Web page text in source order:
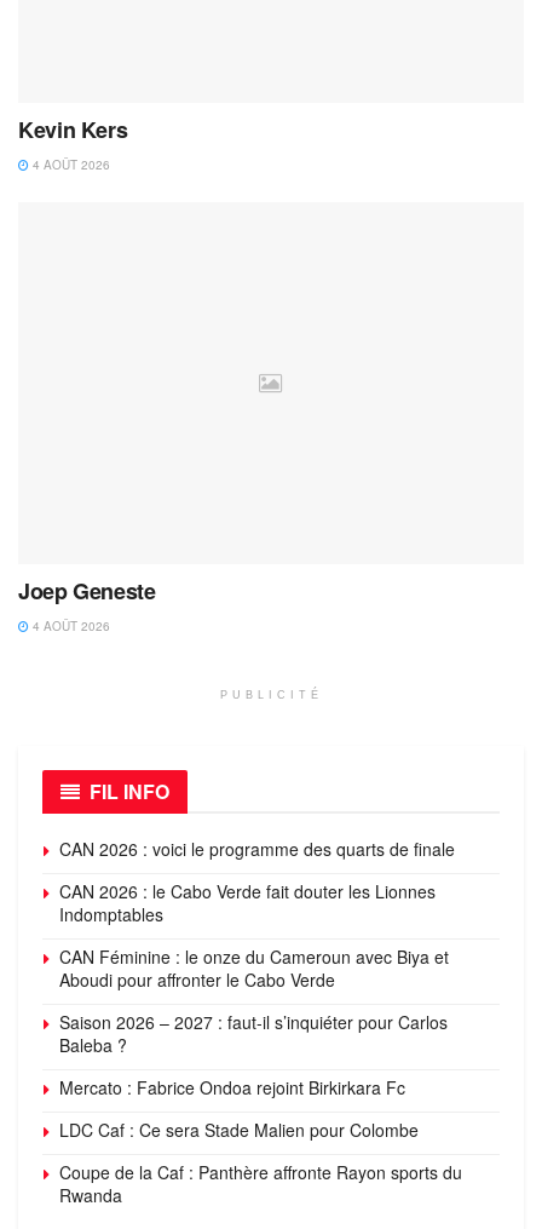
Kevin Kers
4 AOÛT 2026
Joep Geneste
4 AOÛT 2026
PUBLICITÉ
FIL INFO
CAN 2026 : voici le programme des quarts de finale
CAN 2026 : le Cabo Verde fait douter les Lionnes
Indomptables
CAN Féminine : le onze du Cameroun avec Biya et
Aboudi pour affronter le Cabo Verde
Saison 2026 – 2027 : faut-il s’inquiéter pour Carlos
Baleba ?
Mercato : Fabrice Ondoa rejoint Birkirkara Fc
LDC Caf : Ce sera Stade Malien pour Colombe
Coupe de la Caf : Panthère affronte Rayon sports du
Rwanda